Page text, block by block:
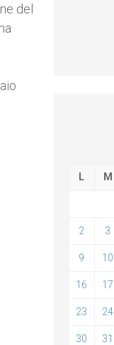
del
L M
2 3
9 10
16 17
23 24
30 31